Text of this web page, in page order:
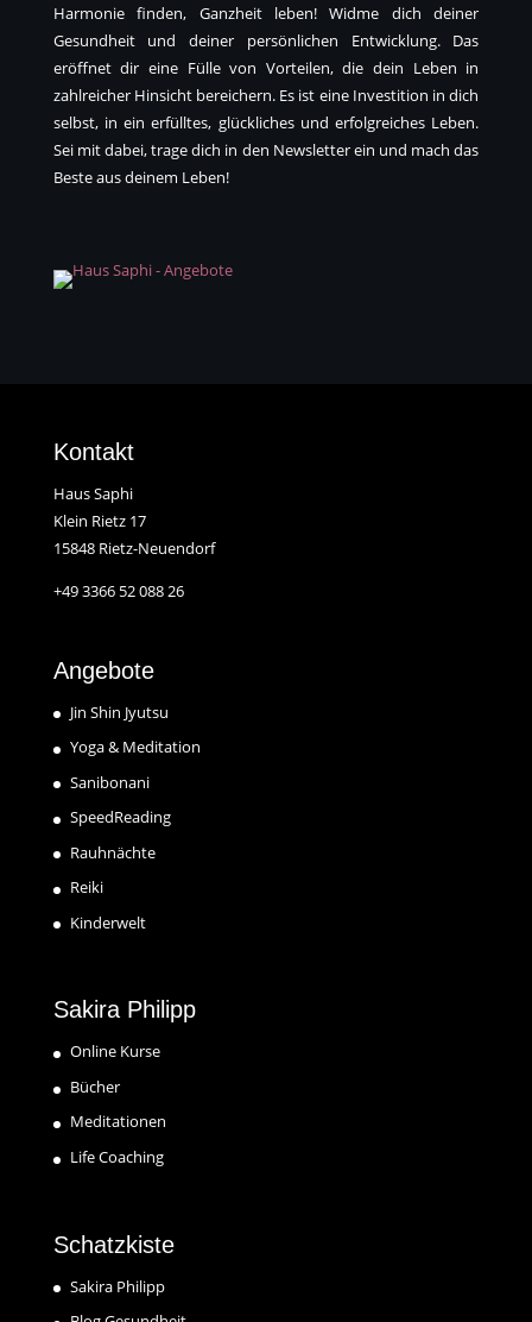
Harmonie finden, Ganzheit leben! Widme dich deiner
Gesundheit und deiner persönlichen Entwicklung. Das
eröffnet dir eine Fülle von Vorteilen, die dein Leben in
zahlreicher Hinsicht bereichern. Es ist eine Investition in dich
selbst, in ein erfülltes, glückliches und erfolgreiches Leben.
Sei mit dabei, trage dich in den Newsletter ein und mach das
Beste aus deinem Leben!
Kontakt
Haus Saphi
Klein Rietz 17
15848 Rietz-Neuendorf
+49 3366 52 088 26
Angebote
Jin Shin Jyutsu
Yoga & Meditation
Sanibonani
SpeedReading
Rauhnächte
Reiki
Kinderwelt
Sakira Philipp
Online Kurse
Bücher
Meditationen
Life Coaching
Schatzkiste
Sakira Philipp